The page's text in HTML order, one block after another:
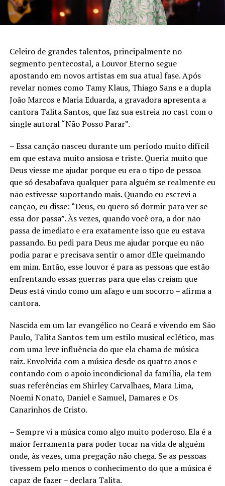
Celeiro de grandes talentos, principalmente no
segmento pentecostal, a Louvor Eterno segue
apostando em novos artistas em sua atual fase. Após
revelar nomes como Tamy Klaus, Thiago Sans e a dupla
João Marcos e Maria Eduarda, a gravadora apresenta a
cantora Talita Santos, que faz sua estreia no cast com o
single autoral “Não Posso Parar”.
– Essa canção nasceu durante um período muito difícil
em que estava muito ansiosa e triste. Queria muito que
Deus viesse me ajudar porque eu era o tipo de pessoa
que só desabafava qualquer para alguém se realmente eu
não estivesse suportando mais. Quando eu escrevi a
canção, eu disse: “Deus, eu quero só dormir para ver se
essa dor passa”. Às vezes, quando você ora, a dor não
passa de imediato e era exatamente isso que eu estava
passando. Eu pedi para Deus me ajudar porque eu não
podia parar e precisava sentir o amor dEle queimando
em mim. Então, esse louvor é para as pessoas que estão
enfrentando essas guerras para que elas creiam que
Deus está vindo como um afago e um socorro – afirma a
cantora.
Nascida em um lar evangélico no Ceará e vivendo em São
Paulo, Talita Santos tem um estilo musical eclético, mas
com uma leve influência do que ela chama de música
raiz. Envolvida com a música desde os quatro anos e
contando com o apoio incondicional da família, ela tem
suas referências em Shirley Carvalhaes, Mara Lima,
Noemi Nonato, Daniel e Samuel, Damares e Os
Canarinhos de Cristo.
– Sempre vi a música como algo muito poderoso. Ela é a
maior ferramenta para poder tocar na vida de alguém
onde, às vezes, uma pregação não chega. Se as pessoas
tivessem pelo menos o conhecimento do que a música é
capaz de fazer – declara Talita.